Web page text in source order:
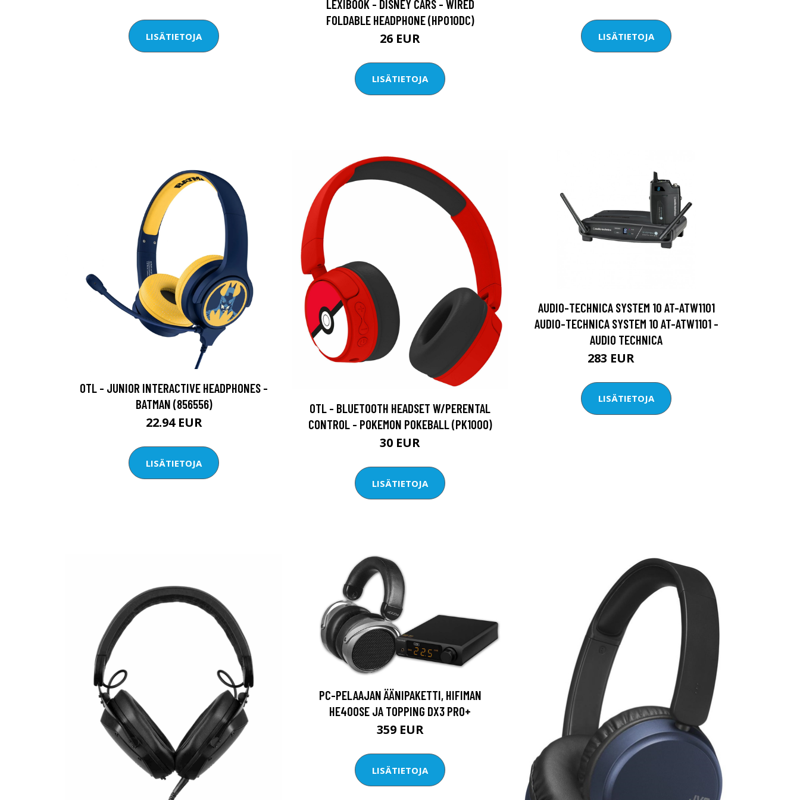
LISÄTIETOJA
LEXIBOOK - DISNEY CARS - WIRED
FOLDABLE HEADPHONE (HP010DC)
26 EUR
LISÄTIETOJA
LISÄTIETOJA
OTL - JUNIOR INTERACTIVE HEADPHONES -
BATMAN (856556)
22.94 EUR
LISÄTIETOJA
OTL - BLUETOOTH HEADSET W/PERENTAL
CONTROL - POKEMON POKEBALL (PK1000)
30 EUR
LISÄTIETOJA
AUDIO-TECHNICA SYSTEM 10 AT-ATW1101
AUDIO-TECHNICA SYSTEM 10 AT-ATW1101 -
AUDIO TECHNICA
283 EUR
LISÄTIETOJA
PC-PELAAJAN ÄÄNIPAKETTI, HIFIMAN
HE400SE JA TOPPING DX3 PRO+
359 EUR
LISÄTIETOJA